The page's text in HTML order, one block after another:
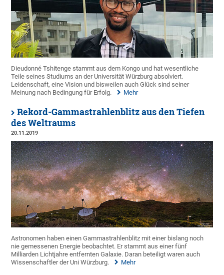
Dieudonné Tshitenge stammt aus dem Kongo und hat wesentliche
Teile seines Studiums an der Universität Würzburg absolviert.
Leidenschaft, eine Vision und bisweilen auch Glück sind seiner
Meinung nach Bedingung für Erfolg.
Mehr
Rekord-Gammastrahlenblitz aus den Tiefen
des Weltraums
20.11.2019
Astronomen haben einen Gammastrahlenblitz mit einer bislang noch
nie gemessenen Energie beobachtet. Er stammt aus einer fünf
Milliarden Lichtjahre entfernten Galaxie. Daran beteiligt waren auch
Wissenschaftler der Uni Würzburg.
Mehr